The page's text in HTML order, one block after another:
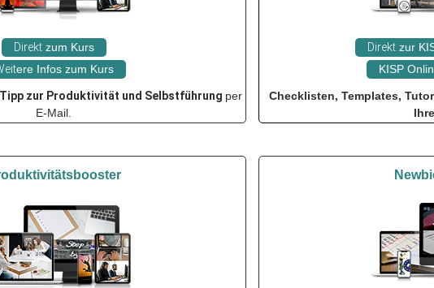
Direktzum Kurs
ere Infos zum Kurs
Tipp zur Produktivität und Selbstführung per
E-Mail.
Direkt zur
KISP
Checklisten, Templates,